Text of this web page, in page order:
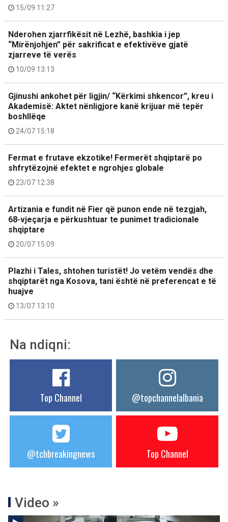
15/09 11:27
Nderohen zjarrfikësit në Lezhë, bashkia i jep
“Mirënjohjen” për sakrificat e efektivëve gjatë
zjarreve të verës
10/09 13:13
Gjinushi ankohet për ligjin/ “Kërkimi shkencor”, kreu i
Akademisë: Aktet nënligjore kanë krijuar më tepër
boshllëqe
24/07 15:18
Fermat e frutave ekzotike! Fermerët shqiptarë po
shfrytëzojnë efektet e ngrohjes globale
23/07 12:38
Artizania e fundit në Fier që punon ende në tezgjah,
68-vjeçarja e përkushtuar te punimet tradicionale
shqiptare
20/07 15:09
Plazhi i Tales, shtohen turistët! Jo vetëm vendës dhe
shqiptarët nga Kosova, tani është në preferencat e të
huajve
13/07 13:10
Na ndiqni:
Top Channel @topchannelalbania
@tchbreakingnews Top Channel
Video »